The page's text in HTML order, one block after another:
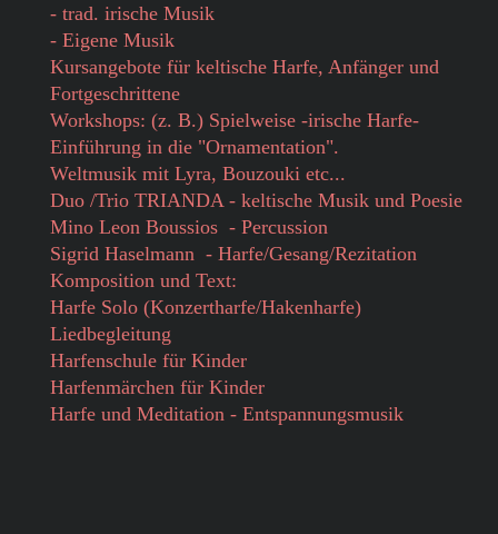
- trad. irische Musik
- Eigene Musik
Kursangebote für keltische Harfe, Anfänger und
Fortgeschrittene
Workshops: (z. B.) Spielweise -irische Harfe-
Einführung in die "Ornamentation".
Weltmusik mit Lyra, Bouzouki etc...
Duo /Trio TRIANDA - keltische Musik und Poesie
Mino Leon Boussios - Percussion
Sigrid Haselmann - Harfe/Gesang/Rezitation
Komposition und Text:
Harfe Solo (Konzertharfe/Hakenharfe)
Liedbegleitung
Harfenschule für Kinder
Harfenmärchen für Kinder
Harfe und Meditation - Entspannungsmusik